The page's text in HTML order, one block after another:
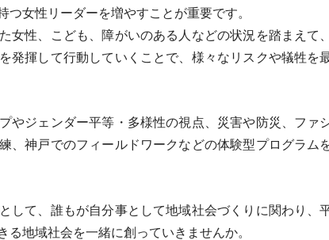
つ女性リーダーを増やすことが重要です。
女性、こども、障がいのある人などの状況を踏まえて
発揮して行動していくことで、様々なリスクや犠牲を
やジェンダー平等・多様性の視点、災害や防災、ファ
、神戸でのフィールドワークなどの体験型プログラム
して、誰もが自分事として地域社会づくりに関わり、
地域社会を一緒に創っていきませんか。